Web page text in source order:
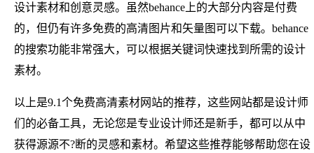
设计素材和创意灵感。虽然behance上的大部分内容是付费
的，但仍有许多免费的高清图片和矢量图可以下载。behance
的搜索功能非常强大，可以根据关键词快速找到所需的设计
素材。
以上是9.1个免费高清素材网站的推荐，这些网站都是设计师
们的必备工具，无论您是专业设计师还是新手，都可以从中
获得源源不?断的灵感和素材。希望这些推荐能够帮助您在设